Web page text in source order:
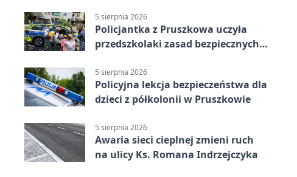
5 sierpnia 2026
Policjantka z Pruszkowa uczyła
przedszkolaki zasad bezpiecznych
5 sierpnia 2026
Policyjna lekcja bezpieczeństwa dla
dzieci z półkolonii w Pruszkowie
5 sierpnia 2026
Awaria sieci cieplnej zmieni ruch
na ulicy Ks. Romana Indrzejczyka